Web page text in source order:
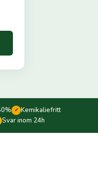
✓ Kemikaliefritt
Svar inom 24h